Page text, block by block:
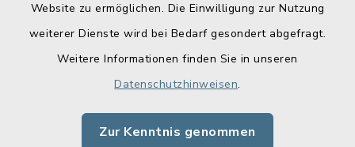
Website zu ermöglichen. Die Einwilligung zur Nutzung
weiterer Dienste wird bei Bedarf gesondert abgefragt.
Weitere Informationen finden Sie in unseren
Datenschutzhinweisen.
Zur Kenntnis genommen
Impressum
Sitemap
Cookie-Einstellungen